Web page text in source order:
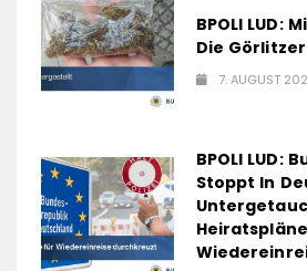
BPOLI LUD:
Die
7. AUGUST
BPOLI LUD:
Stoppt In